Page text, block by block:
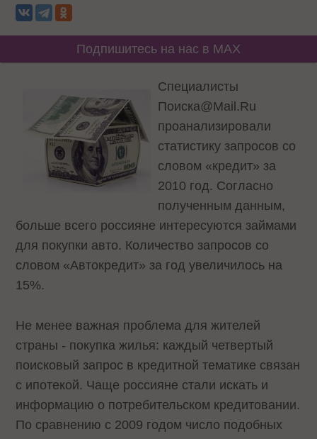
Подпишитесь на нас в MAX
Специалисты
Поиска@Mail.Ru
проанализировали
статистику запросов со
словом «кредит» за
2010 год. Согласно
полученным данным,
больше всего россияне интересуются займами
для покупки авто. Количество запросов со
словом «Автокредит» за год увеличилось на
15%.
Не менее важная проблема для жителей
страны - покупка жилья: каждый четвертый
поисковый запрос в кредитной тематике связан
с ипотекой. Чаще россияне стали искать и
информацию о потребительском кредитовании.
По сравнению с 2009 годом число подобных